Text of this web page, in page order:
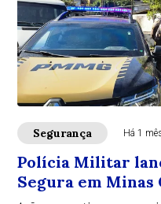
Segurança Há 1
Polícia Militar
Segura em Minas